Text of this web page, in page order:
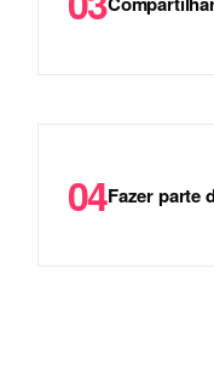
04Fazer parte